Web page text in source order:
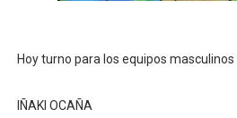
Hoy turno para los equipos masculinos
IÑAKI OCAÑA